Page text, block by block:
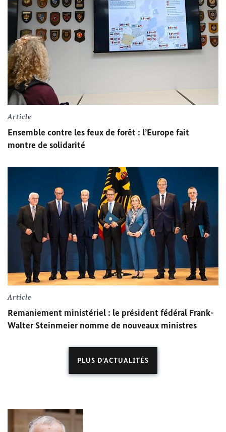
Article
Ensemble contre les feux de forêt : l’Europe fait
montre de solidarité
Article
Remaniement ministériel : le président fédéral Frank-
Walter Steinmeiernomme de nouveaux ministres
PLUS D'ACTUALITÉS